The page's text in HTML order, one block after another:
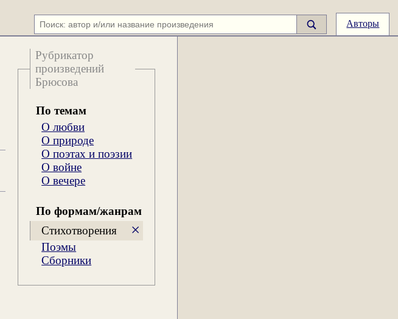
Авторы
Рубрикатор
произведений
Брюсова
По темам
О любви
О природе
О поэтах и поэзии
О войне
О вечере
По формам/жанрам
Стихотворения
×
Поэмы
Сборники